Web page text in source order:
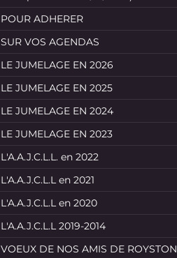
POUR ADHERER
SUR VOS AGENDAS
LE JUMELAGE EN 2026
LE JUMELAGE EN 2025
LE JUMELAGE EN 2024
LE JUMELAGE EN 2023
L'A.A.J.C.L.L. en 2022
L'A.A.J.C.L.L en 2021
L'A.A.J.C.L.L en 2020
L'A.A.J.C.L.L 2019-2014
VOEUX DE NOS AMIS DE ROYSTON